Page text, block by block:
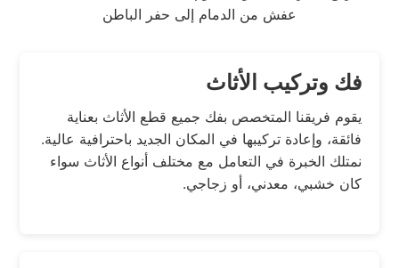
فك وتركيب الأثاث
يقوم فريقنا المتخصص بفك جميع قطع الأثاث بعناية
فائقة، وإعادة تركيبها في المكان الجديد باحترافية عالية.
نمتلك الخبرة في التعامل مع مختلف أنواع الأثاث سواء
كان خشبي، معدني، أو زجاجي.